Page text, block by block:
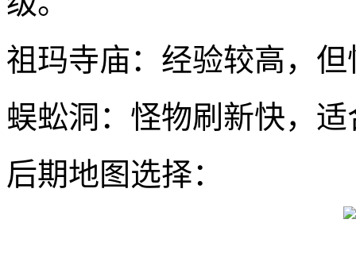
祖玛寺庙：经验较高，
蜈蚣洞：怪物刷新快，
后期地图选择：